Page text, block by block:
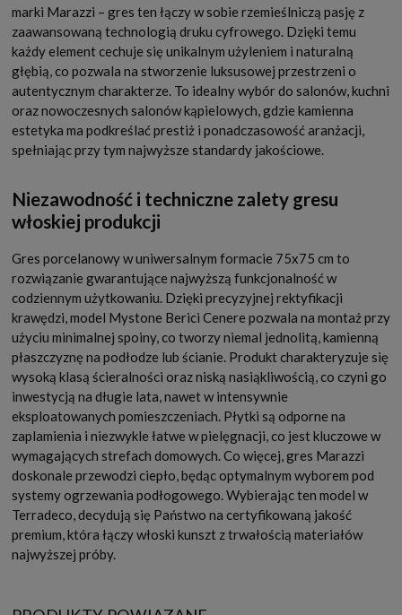
marki Marazzi – gres ten łączy w sobie rzemieślniczą pasję z
zaawansowaną technologią druku cyfrowego. Dzięki temu
każdy element cechuje się unikalnym użyleniem i naturalną
głębią, co pozwala na stworzenie luksusowej przestrzeni o
autentycznym charakterze. To idealny wybór do salonów, kuchni
oraz nowoczesnych salonów kąpielowych, gdzie kamienna
estetyka ma podkreślać prestiż i ponadczasowość aranżacji,
spełniając przy tym najwyższe standardy jakościowe.
Niezawodność i techniczne zalety gresu
włoskiej produkcji
Gres porcelanowy w uniwersalnym formacie 75x75 cm to
rozwiązanie gwarantujące najwyższą funkcjonalność w
codziennym użytkowaniu. Dzięki precyzyjnej rektyfikacji
krawędzi, model Mystone Berici Cenere pozwala na montaż przy
użyciu minimalnej spoiny, co tworzy niemal jednolitą, kamienną
płaszczyznę na podłodze lub ścianie. Produkt charakteryzuje się
wysoką klasą ścieralności oraz niską nasiąkliwością, co czyni go
inwestycją na długie lata, nawet w intensywnie
eksploatowanych pomieszczeniach. Płytki są odporne na
zaplamienia i niezwykle łatwe w pielęgnacji, co jest kluczowe w
wymagających strefach domowych. Co więcej, gres Marazzi
doskonale przewodzi ciepło, będąc optymalnym wyborem pod
systemy ogrzewania podłogowego. Wybierając ten model w
Terradeco, decydują się Państwo na certyfikowaną jakość
premium, która łączy włoski kunszt z trwałością materiałów
najwyższej próby.